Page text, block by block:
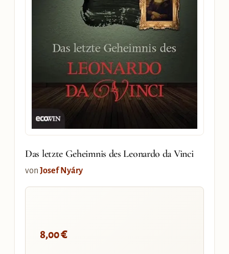
Das letzte Geheimnis des Leonardo da Vinci
von Josef Nyáry
8,00€